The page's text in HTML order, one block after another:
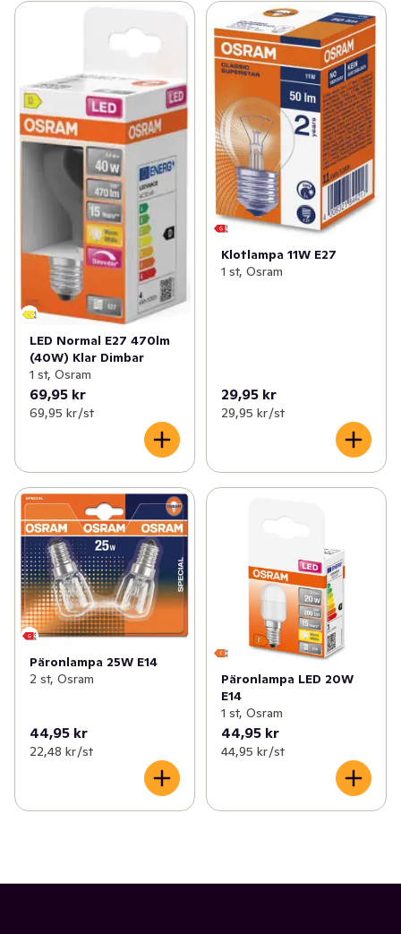
LED Normal E27 470lm
(40W) Klar Dimbar
1 st, Osram
69,95 kr
69,95 kr /st
Klotlampa 11W E27
1 st, Osram
29,95 kr
29,95 kr /st
Päronlampa 25W E14
2 st, Osram
44,95 kr
22,48 kr /st
Päronlampa LED 20W
E14
1 st, Osram
44,95 kr
44,95 kr /st